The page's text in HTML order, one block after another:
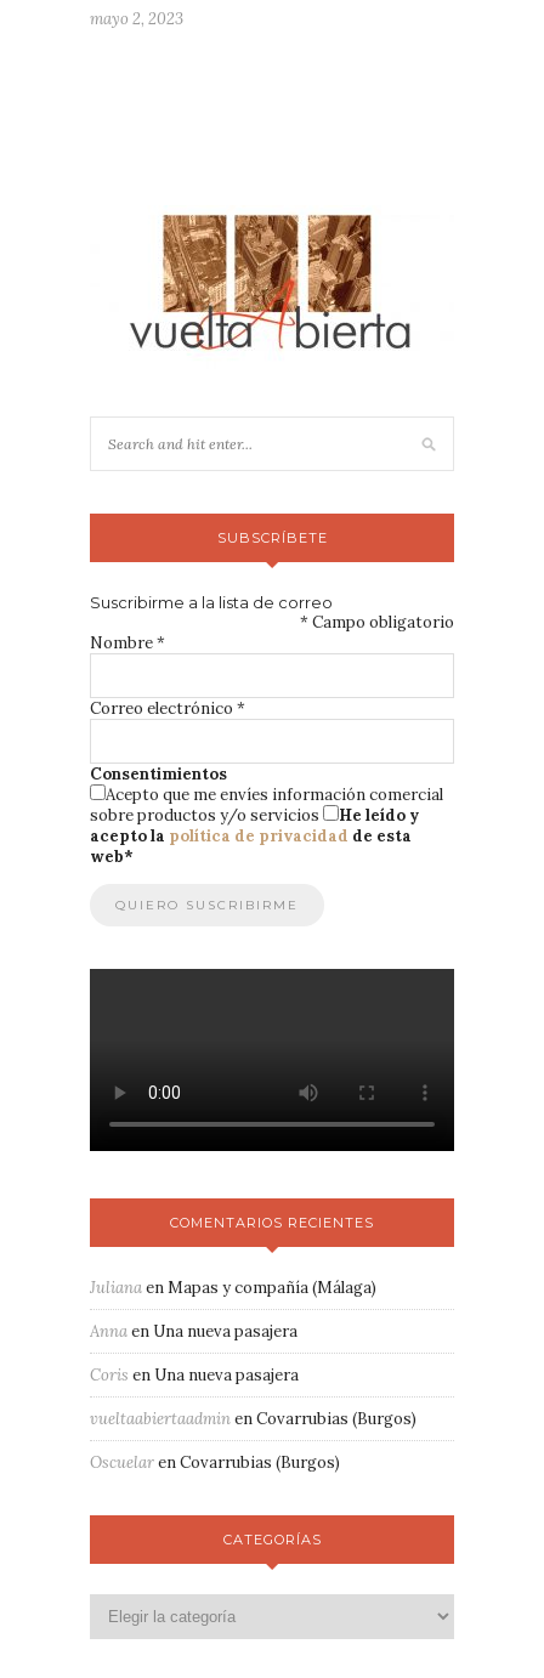
mayo 2, 2023
SUBSCRÍBETE
Suscribirme a la lista de correo
* Campo obligatorio
Nombre*
Correo electrónico *
Consentimientos
Acepto que me envíes información comercial
sobre productos y/o servicios
He leído y
acepto la política de privacidad de esta
web*
COMENTARIOS RECIENTES
JulianaenMapas y compañía (Málaga)
Annaen Una nueva pasajera
Coris en Una nueva pasajera
vueltaabiertaadminenCovarrubias (Burgos)
OscuelarenCovarrubias (Burgos)
CATEGORÍAS